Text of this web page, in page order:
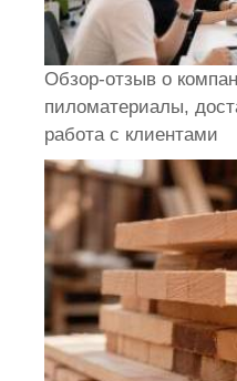
Обзор-отзыв о
пиломатериалы,
работа с клиентами